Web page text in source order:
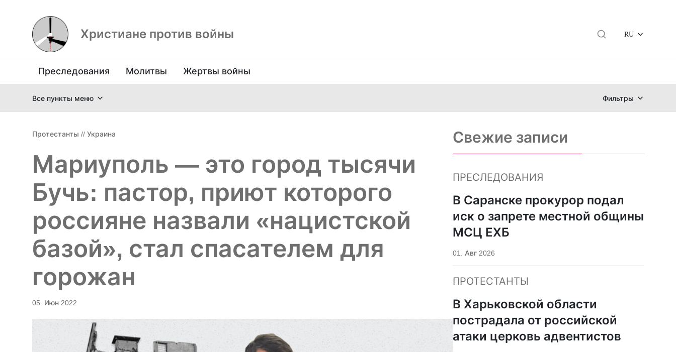
Христиане против войны RU
Преследования Молитвы Жертвы войны
Все пункты меню Фильтры
Протестанты // Украина
Мариуполь — это город тысячи
Бучь: пастор, приют которого
россияне назвали «нацистской
базой», стал спасателем для
горожан
05. Июн 2022
Свежие записи
ПРЕСЛЕДОВАНИЯ
В Саранске прокурор подал
иск о запрете местной общины
МСЦ ЕХБ
01. Авг 2026
ПРОТЕСТАНТЫ
В Харьковской области
пострадала от российской
атаки церковь адвентистов